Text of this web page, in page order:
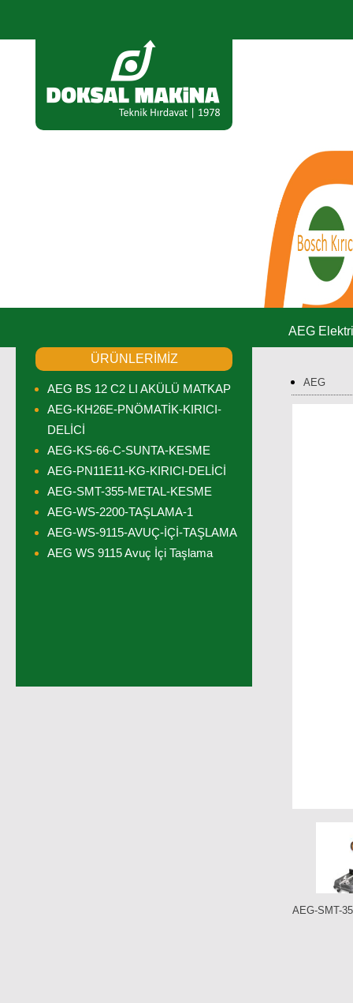
AEG
ÜRÜNLERİMİZ
AEG BS 12 C2 LI AKÜLÜ MATKAP
AEG-KH26E-PNÖMATİK-KIRICI-
DELİCİ
AEG-KS-66-C-SUNTA-KESME
AEG-PN11E11-KG-KIRICI-DELİCİ
AEG-SMT-355-METAL-KESME
AEG-WS-2200-TAŞLAMA-1
AEG-WS-9115-AVUÇ-İÇİ-TAŞLAMA
AEG WS 9115 Avuç İçi Taşlama
AEG
AEG-SMT-